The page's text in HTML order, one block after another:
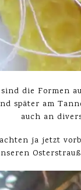
die Formen
später am
auch an
ja jetzt